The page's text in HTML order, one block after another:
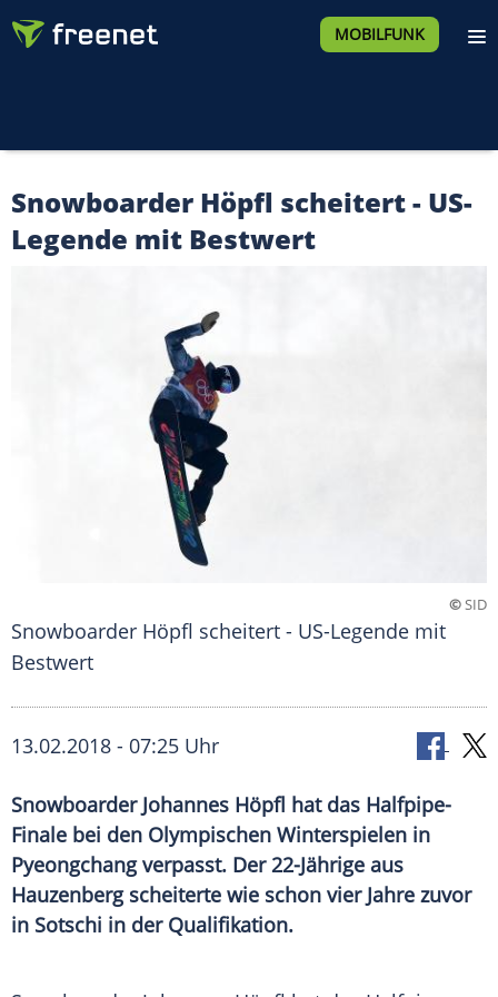
MOBILFUNK
Snowboarder Höpfl scheitert - US-
Legende mit Bestwert
©SID
Snowboarder Höpfl scheitert - US-Legende mit
Bestwert
13.02.2018 - 07:25 Uhr
Snowboarder Johannes Höpfl hat das Halfpipe-
Finale bei den Olympischen Winterspielen in
Pyeongchang verpasst. Der 22-Jährige aus
Hauzenberg scheiterte wie schon vier Jahre zuvor
in Sotschi in der Qualifikation.